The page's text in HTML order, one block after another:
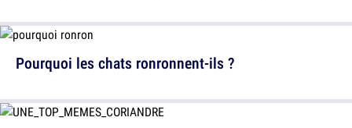
Pourquoi les chats ronronnent-ils ?